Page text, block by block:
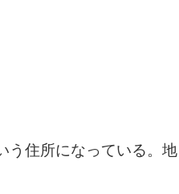
う住所になっている。地